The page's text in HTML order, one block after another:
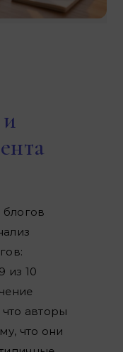
из 10
авторы
что они